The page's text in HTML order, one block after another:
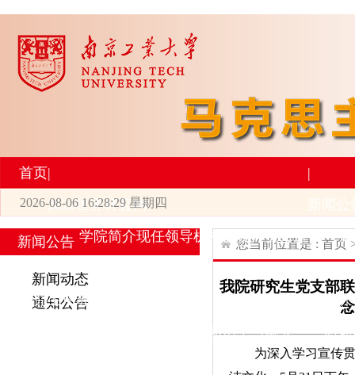
首页|
2026世界杯官网
学院简介现任领导机构设置师资力量
|
研究生培养
学生活动招生与就业
学术科研
科
2026-08-06 16:28:29 星期四
新闻公告
新闻动态
通知公告
您当前位置是 : 首页
我院研究生党支部
为深入学习宣传